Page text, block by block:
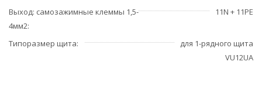
Выход: самозажимные клеммы 1,5-
4мм2
11N + 11PE
Типоразмер щита
для 1-рядного щита
VU12UA